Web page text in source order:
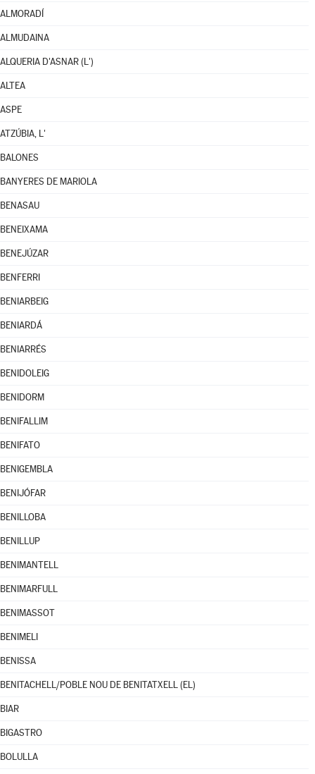
ALMORADÍ
ALMUDAINA
ALQUERIA D'ASNAR (L')
ALTEA
ASPE
ATZÚBIA, L'
BALONES
BANYERES DE MARIOLA
BENASAU
BENEIXAMA
BENEJÚZAR
BENFERRI
BENIARBEIG
BENIARDÁ
BENIARRÉS
BENIDOLEIG
BENIDORM
BENIFALLIM
BENIFATO
BENIGEMBLA
BENIJÓFAR
BENILLOBA
BENILLUP
BENIMANTELL
BENIMARFULL
BENIMASSOT
BENIMELI
BENISSA
BENITACHELL/POBLE NOU DE BENITATXELL (EL)
BIAR
BIGASTRO
BOLULLA